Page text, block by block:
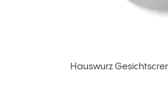
Hauswurz